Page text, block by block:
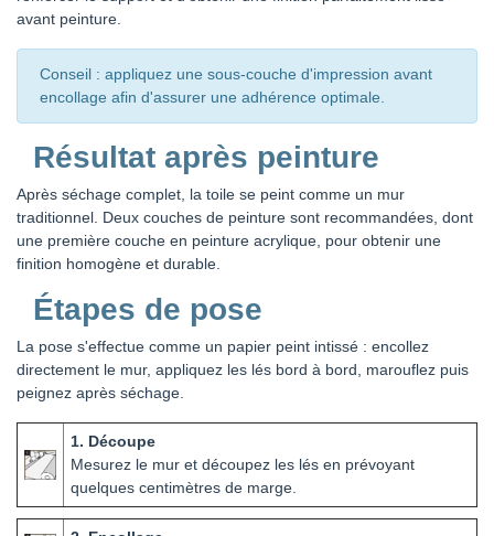
avant peinture.
Conseil : appliquez une sous-couche d'impression avant
encollage afin d'assurer une adhérence optimale.
Résultat après peinture
Après séchage complet, la toile se peint comme un mur
traditionnel. Deux couches de peinture sont recommandées, dont
une première couche en peinture acrylique, pour obtenir une
finition homogène et durable.
Étapes de pose
La pose s'effectue comme un papier peint intissé : encollez
directement le mur, appliquez les lés bord à bord, marouflez puis
peignez après séchage.
1. Découpe
Mesurez le mur et découpez les lés en prévoyant
quelques centimètres de marge.